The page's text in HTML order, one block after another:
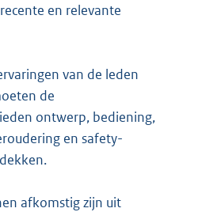
en relevante
van de leden
de
ontwerp, bediening,
en safety-
afkomstig zijn uit